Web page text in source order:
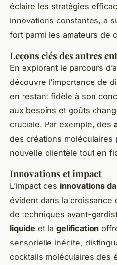
éclaire les stratégies
innovations constantes, a
fort parmi les amateurs de
Leçons clés des autres
En explorant le parcours
découvre l’importance de
en restant fidèle à son
aux besoins et goûts
cruciale. Par exemple, des
des créations moléculaires
nouvelle clientèle tout en
Innovations et impact
L’impact des innovations
évident dans la croissance
de techniques avant-
liquide et la gelification
sensorielle inédite,
cocktails moléculaires des